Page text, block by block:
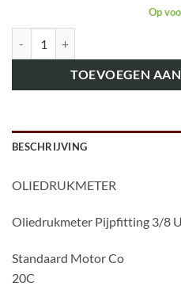
Op
TOEVOEGEN
BESCHRIJVING
OLIEDRUKMETER
Oliedrukmeter Pijpfitting 3/8
Standaard Motor Co
20C